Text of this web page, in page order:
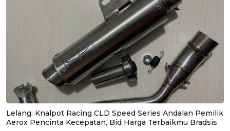
Lelang: Knalpot Racing CLD Speed Series Andalan Pemilik
Aerox Pencinta Kecepatan, Bid Harga Terbaikmu Bradsis